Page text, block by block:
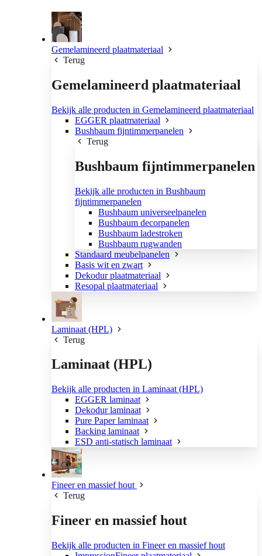
Gemelamineerd plaatmateriaal
Terug
Gemelamineerd plaatmateriaal
Bekijk alle producten in Gemelamineerd plaatmateriaal
EGGER plaatmateriaal
Bushbaum fijntimmerpanelen
Terug
Bushbaum fijntimmerpanelen
Bekijk alle producten in Bushbaum
fijntimmerpanelen
Bushbaum universeelpanelen
Bushbaum decorpanelen
Bushbaum ladestroken
Bushbaum rugwanden
Standaard meubelpanelen
Basis wit en zwart
Dekodur plaatmateriaal
Resopal plaatmateriaal
Laminaat (HPL)
Terug
Laminaat (HPL)
Bekijk alle producten in Laminaat (HPL)
EGGER laminaat
Dekodur laminaat
Pure Paper laminaat
Backing laminaat
ESD anti-statisch laminaat
Fineer en massief hout
Terug
Fineer en massief hout
Bekijk alle producten in Fineer en massief hout